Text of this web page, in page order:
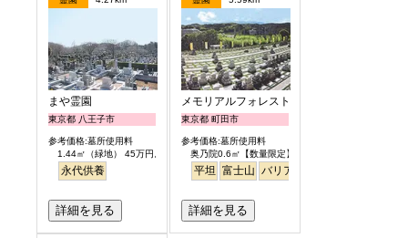
まや霊園
東京都 八王子市
参考価格:墓所使用料
1.44㎡（緑地） 45万円より
永代供養
詳細を見る
メモリアルフォレスト多摩
東京都 町田市
参考価格:墓所使用料
奥乃院0.6㎡【数量限定】 24万円より
平坦 富士山 バリアフリー
詳細を見る